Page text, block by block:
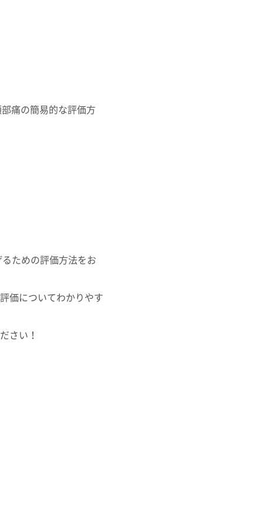
痛の簡易的な評価方
ための評価方法をお
価についてわかりやす
さい！